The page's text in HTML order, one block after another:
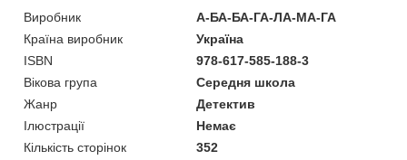
Виробник
А-БА-БА-ГА-ЛА-МА-ГА
Країна виробник
Україна
ISBN
978-617-585-188-3
Вікова група
Середня школа
Жанр
Детектив
Ілюстрації
Немає
Кількість сторінок
352